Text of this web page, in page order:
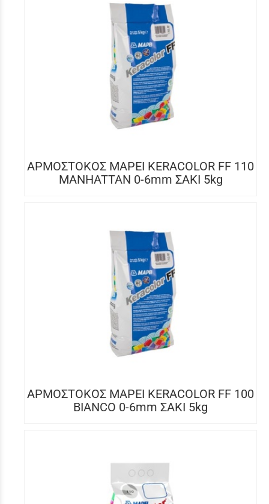
ΑΡΜΟΣΤΟΚΟΣ MAPEI KERACOLOR FF 110
MANHATTAN 0-6mm ΣΑΚΙ 5kg
ΑΡΜΟΣΤΟΚΟΣ MAPEI KERACOLOR FF 100
BIANCO 0-6mm ΣΑΚΙ 5kg